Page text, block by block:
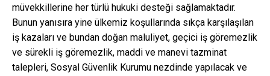
müvekkillerine her türlü hukuki desteği sağlamaktadır.
Bunun yanısıra yine ülkemiz koşullarında sıkça karşılaşılan
iş kazaları ve bundan doğan maluliyet, geçici iş göremezlik
ve sürekli iş göremezlik, maddi ve manevi tazminat
talepleri, Sosyal Güvenlik Kurumu nezdinde yapılacak ve